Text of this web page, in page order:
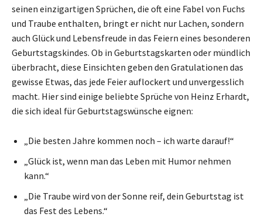
seinen einzigartigen Sprüchen, die oft eine Fabel von Fuchs
und Traube enthalten, bringt er nicht nur Lachen, sondern
auch Glück und Lebensfreude in das Feiern eines besonderen
Geburtstagskindes. Ob in Geburtstagskarten oder mündlich
überbracht, diese Einsichten geben den Gratulationen das
gewisse Etwas, das jede Feier auflockert und unvergesslich
macht. Hier sind einige beliebte Sprüche von Heinz Erhardt,
die sich ideal für Geburtstagswünsche eignen:
„Die besten Jahre kommen noch – ich warte darauf!“
„Glück ist, wenn man das Leben mit Humor nehmen
kann.“
„Die Traube wird von der Sonne reif, dein Geburtstag ist
das Fest des Lebens.“